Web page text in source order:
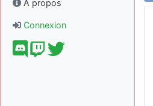
À propos
Connexion